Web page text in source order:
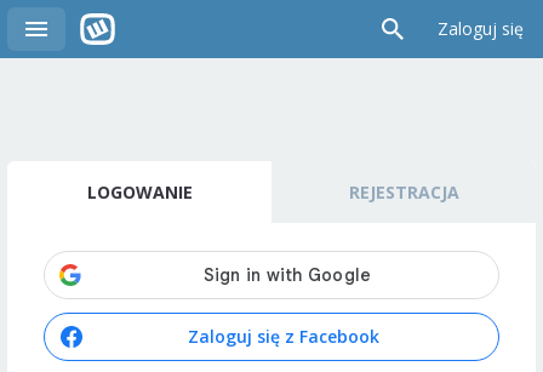
Zaloguj się
LOGOWANIE REJESTRACJA
Zaloguj się z Facebook